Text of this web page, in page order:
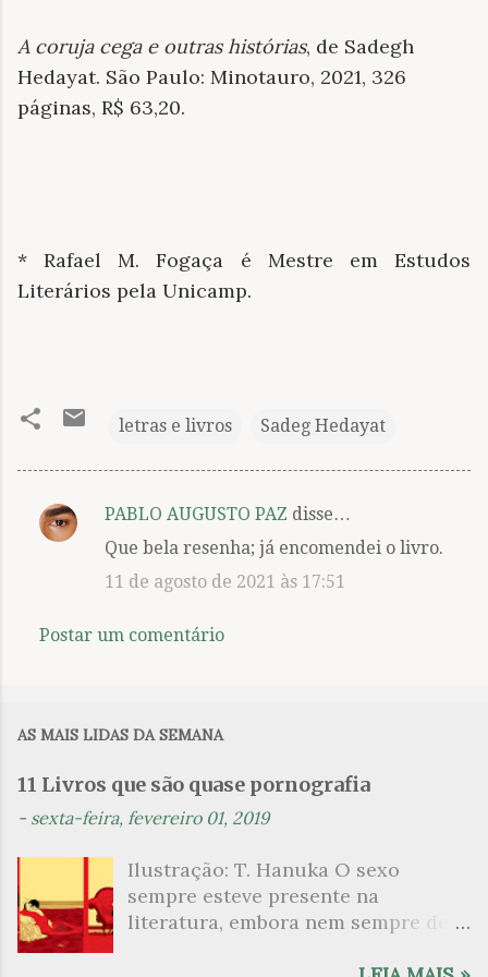
A coruja cega e outras histórias, de Sadegh
Hedayat. São Paulo: Minotauro, 2021, 326
páginas, R$ 63,20.
*Rafael M. Fogaça é Mestre em Estudos
Literários pela Unicamp.
letras e livros Sadeg Hedayat
C
n
r
s
PABLO AUGUSTO PAZ disse…
Que bela resenha; já encomendei o livro.
11 de agosto de 2021 às 17:51
Postar um comentário
AS MAIS LIDAS DA SEMANA
11 Livros que são quase pornografia
- sexta-feira, fevereiro 01, 2019
Ilustração: T. Hanuka O sexo
sempre esteve presente na
literatura, embora nem sempre de